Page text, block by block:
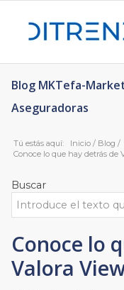
Blog MKTefa-
Aseguradoras
Tú estás aquí: Inicio / Blog /
Conoce lo que hay detrás de
Buscar
Conoce lo
Valora